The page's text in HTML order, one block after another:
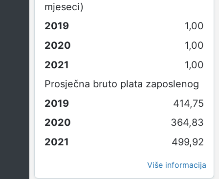
mjeseci)
1,00
1,00
1,00
Prosječna bruto plata zaposlenog
414,75
364,83
499,92
Više informacija